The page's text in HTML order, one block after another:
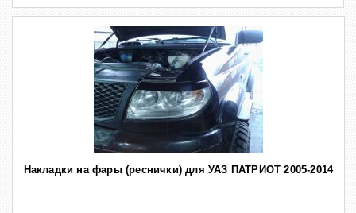
Накладки на фары (реснички) для УАЗ ПАТРИОТ 2005-2014